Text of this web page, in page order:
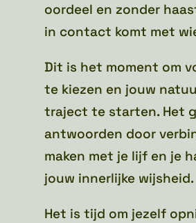
oordeel en zonder
in contact komt met
Dit is het moment om
te kiezen en jouw
traject te starten. Het
antwoorden door
maken met je lijf en je
jouw innerlijke wijsheid.
Het is tijd om jezelf